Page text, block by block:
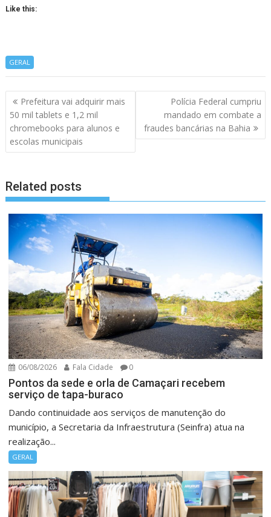
Like this:
GERAL
Navegação
de
artigos
Prefeitura vai adquirir mais
50 mil tablets e 1,2 mil
chromebooks para alunos e
escolas municipais
Polícia Federal cumpriu
mandado em combate a
fraudes bancárias na Bahia
Related posts
06/08/2026 Fala Cidade 0
Pontos da sede e orla de Camaçari recebem
serviço de tapa-buraco
Dando continuidade aos serviços de manutenção do
município, a Secretaria da Infraestrutura (Seinfra) atua na
realização...
GERAL